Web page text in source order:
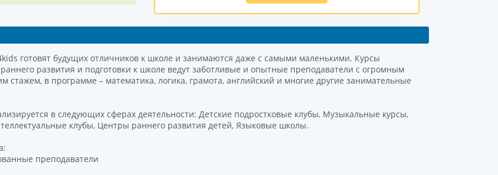
готовят будущих отличников к школе и занимаются даже с самыми маленькими. Курсы
развития и подготовки к школе ведут заботливые и опытные преподаватели с огромным
стажем, в программе – математика, логика, грамота, английский и многие другие занимательные
в следующих сферах деятельности: Детские подростковые клубы, Музыкальные курсы,
клубы, Центры раннего развития детей, Языковые школы.
преподаватели